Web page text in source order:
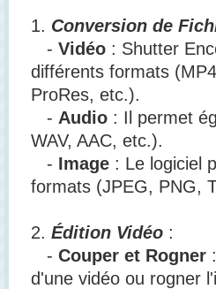
1. Conversion de
- Vidéo : Shutter
différents formats
ProRes, etc.).
- Audio : Il permet
WAV, AAC, etc.).
- Image : Le logiciel
formats (JPEG, PNG,
2. Édition Vidéo :
- Couper et Rogner
d'une vidéo ou rogner